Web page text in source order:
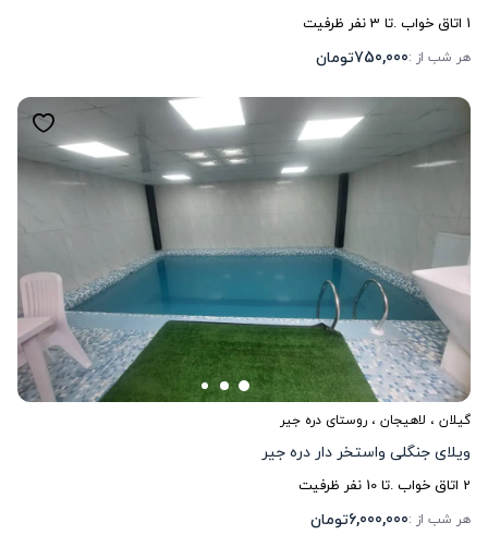
1 اتاق خواب .تا 3نفر ظرفیت
هر شب از :750,000تومان
گیلان ، لاهیجان ، روستای دره جیر
ویلای جنگلی واستخر دار دره جیر
2 اتاق خواب .تا10 نفر ظرفیت
هر شب از :6,000,000تومان